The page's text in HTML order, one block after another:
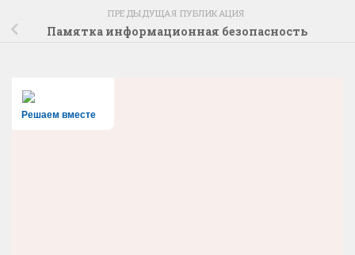
ПРЕДЫДУЩАЯ ПУБЛИКАЦИЯ
Памятка информационная безопасность
Решаем вместе